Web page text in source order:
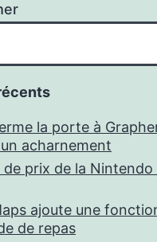
la porte à
acharnement
de prix de la
ajoute une
de repas